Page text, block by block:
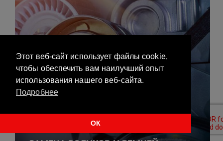
Этот веб-сайт использует файлы cookie,
чтобы обеспечить вам наилучший опыт
использования нашего веб-сайта.
Подробнее
ОК